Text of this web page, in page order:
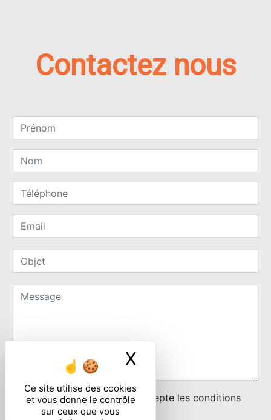
Ce site utilise des cookies
et vous donne le contrôle
sur ceux que vous
X
Contactez nous
En cochant cette case, j'accepte les conditions
particulières ci-dessous **